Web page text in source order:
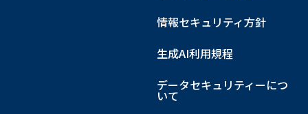
情報セキュリティ方針
生成AI利用規程
データセキュリティーにつ
いて